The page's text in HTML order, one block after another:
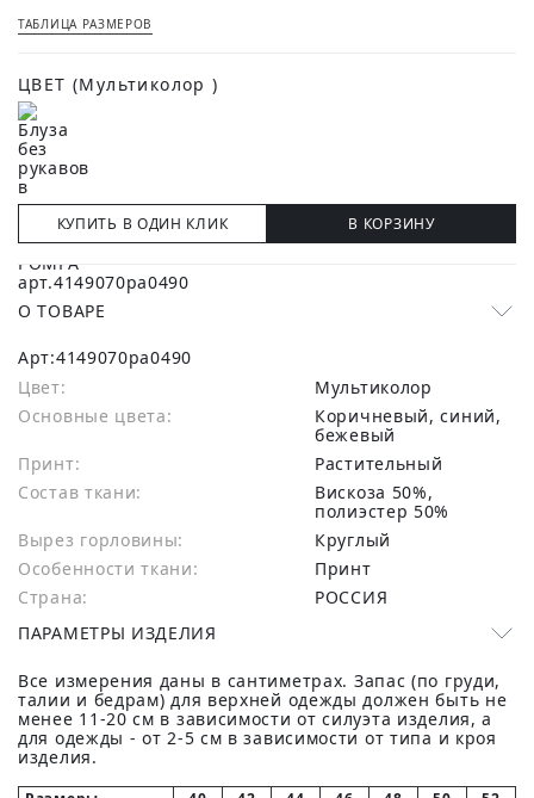
ТАБЛИЦА РАЗМЕРОВ
ЦВЕТ (Мультиколор )
КУПИТЬ В ОДИН КЛИК В КОРЗИНУ
О ТОВАРЕ
Арт:4149070pa0490
Цвет:
Мультиколор
Основные цвета:
коричневый, синий,
бежевый
Принт:
Растительный
Состав ткани:
вискоза 50%,
полиэстер 50%
Вырез горловины:
Круглый
Особенности ткани:
Принт
Страна:
РОССИЯ
ПАРАМЕТРЫ ИЗДЕЛИЯ
Все измерения даны в сантиметрах. Запас (по груди,
талии и бедрам) для верхней одежды должен быть не
менее 11-20 см в зависимости от силуэта изделия, а
для одежды - от 2-5 см в зависимости от типа и кроя
изделия.